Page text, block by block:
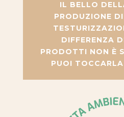
IL BELLO
PRODUZIONE
DIFFERENZA
PRODOTTI NON È
PUOI